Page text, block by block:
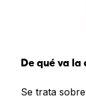
De qué va la
Se trata